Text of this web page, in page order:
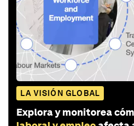
LA VISIÓN GLOBAL
Explora y monitorea